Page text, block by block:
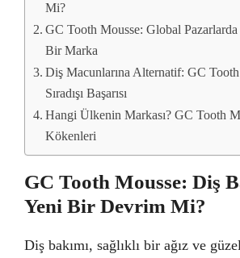
Mi?
GC Tooth Mousse: Global
Bir Marka
Diş Macunlarına Alternatif: GC
Sıradışı Başarısı
Hangi Ülkenin Markası? GC Tooth
Kökenleri
GC Tooth Mousse: Diş
Yeni Bir Devrim Mi?
Diş bakımı, sağlıklı bir ağız ve